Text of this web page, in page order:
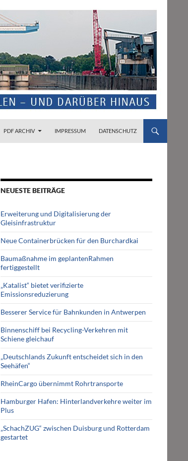
PDF ARCHIV IMPRESSUM DATENSCHUTZ
NEUESTE BEITRÄGE
Erweiterung und Digitalisierung der
Gleisinfrastruktur
Neue Containerbrücken für den Burchardkai
Baumaßnahme im geplantenRahmen
fertiggestellt
„Katalist“ bietet verifizierte
Emissionsreduzierung
Besserer Service für Bahnkunden in Antwerpen
Binnenschiff bei Recycling-Verkehren mit
Schiene gleichauf
„Deutschlands Zukunft entscheidet sich in den
Seehäfen“
RheinCargo übernimmt Rohrtransporte
Hamburger Hafen: Hinterlandverkehre weiter im
Plus
„SchachZUG“ zwischen Duisburg und Rotterdam
gestartet